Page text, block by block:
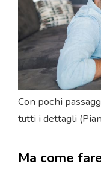
Con pochi
tutti i dettagli
Ma come